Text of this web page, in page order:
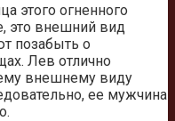
этого огненного
это внешний вид
позабыть о
Лев отлично
внешнему виду
ее мужчина